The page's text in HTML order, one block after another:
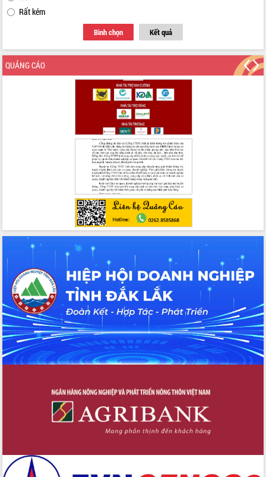
chức sản xuất sầu riêng theo hướng
bền vững
Đẩy nhanh công tác khắc phục, ổn
định đời sống Nhân dân sau bão số 13
Bí thư Tỉnh ủy Lương Nguyễn Minh
Triết dự Ngày hội đại đoàn kết tại
Buôn Đăk Tuôr, xã Cư Pui
Khởi công xây dựng Trường Phổ thông
nội trú liên cấp tiểu học và THCS xã Ia
Phó Thủ tướng Chính phủ Mai Văn
Chính chia sẻ, động viên người dân
chịu ảnh hưởng nặng từ bão số 13
Chủ tịch UBND tỉnh kiểm tra công tác
phòng, chống bão số 13 tại các địa
Tập trung đẩy nhanh giải ngân nguồn
vốn các chương trình mục tiêu quốc
gia
Xã Ea H'leo giữ vững và nâng cao chất
lượng các tiêu chí nông thôn mới
Công bố quyết định của Ban Thường
vụ Tỉnh ủy về công tác cán bộ
Nâng cao trách nhiệm người đứng
đầu, phát huy tinh thần chủ động,
sáng tạo để đảm bảo tiến độ giải ngân
vốn đầu tư công năm 2025
Sở Công Thương đột phá số hóa 100%
thủ tục trực tuyến lấy sự hài lòng của
Đảm bảo công tác bầu cử triển khai
đúng tiến độ, quy trình theo luật định
Ban Tuyên giáo và Dân vận Trung ương
tập huấn công tác khoa giáo năm 2025
Việt Nam 2025 và biểu dương 25 tập
thể, cá nhân tiêu biểu
Rất kém
Bình chọn Kết quả
QUẢNG CÁO